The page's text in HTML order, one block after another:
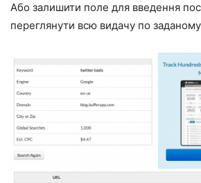
Або залишити поле для введення
переглянути всю видачу по